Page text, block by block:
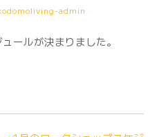
admin
ールが決まりました。